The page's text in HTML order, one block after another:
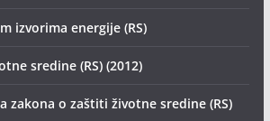
izvorima energije (RS)
sredine (RS) (2012)
zakona o zaštiti životne sredine (RS)